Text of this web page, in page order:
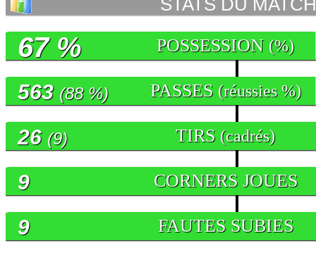
STATS DU MATCH
POSSESSION (%)
67 %
PASSES (réussies %)
563 (88 %)
TIRS (cadrés)
26 (9)
CORNERS JOUES
9
FAUTES SUBIES
9